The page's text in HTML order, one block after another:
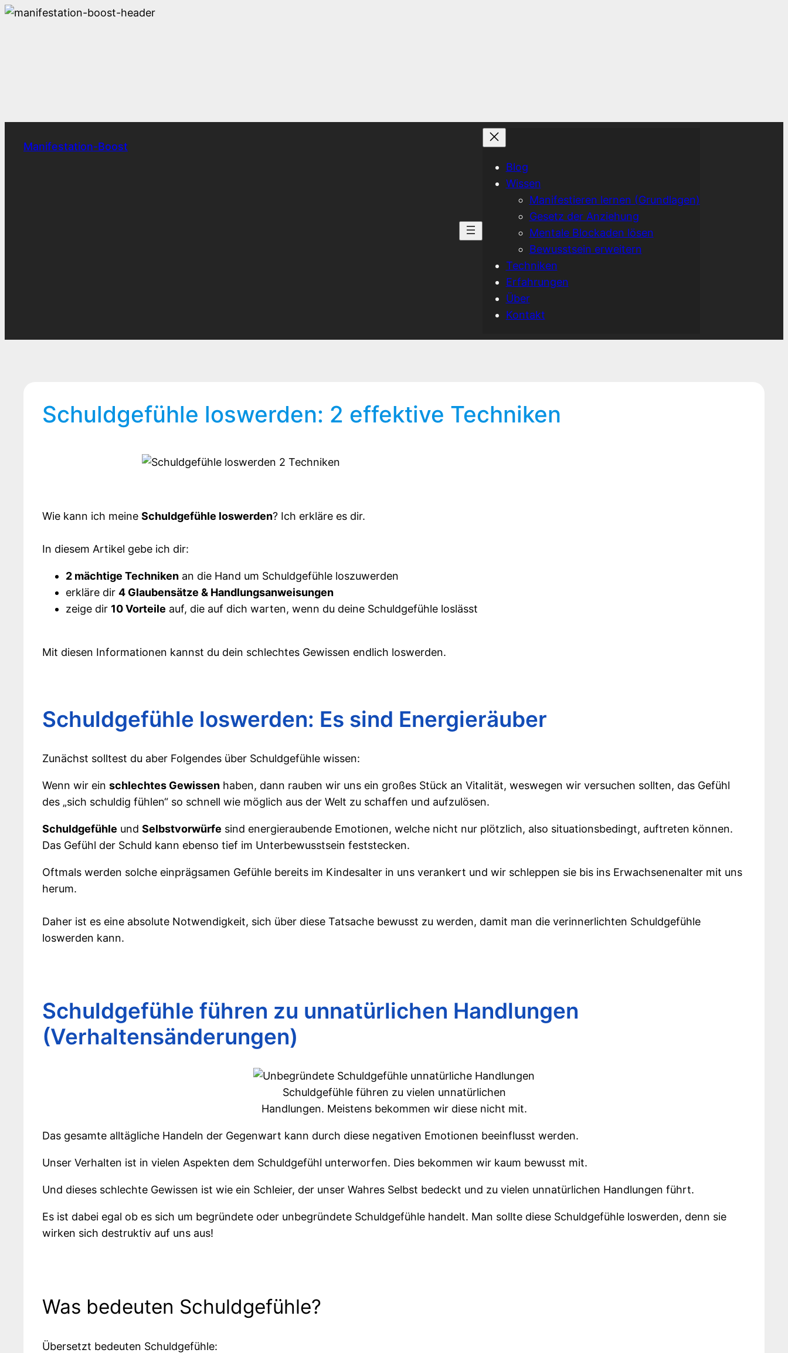
Zum
Manifestation-Boost
Blog
Wissen
Manifestieren lernen (Grundlagen)
Gesetz der Anziehung
Mentale Blockaden lösen
Bewusstsein erweitern
Techniken
Erfahrungen
Über
Kontakt
Schuldgefühle loswerden: 2 effektive Techniken
Wie kann ich meine Schuldgefühle loswerden? Ich erkläre es dir.
In diesem Artikel gebe ich dir:
2 mächtige Techniken an die Hand um Schuldgefühle loszuwerden
erkläre dir 4 Glaubensätze & Handlungsanweisungen
zeige dir 10 Vorteile auf, die auf dich warten, wenn du deine Schuldgefühle loslässt
Mit diesen Informationen kannst du dein schlechtes Gewissen endlich loswerden.
Schuldgefühle loswerden: Es sind Energieräuber
Zunächst solltest du aber Folgendes über Schuldgefühle wissen:
Wenn wir ein schlechtes Gewissen haben, dann rauben wir uns ein großes Stück an Vitalität, weswegen wir versuchen sollten, das Gefühl
des „sich schuldig fühlen“ so schnell wie möglich aus der Welt zu schaffen und aufzulösen.
Schuldgefühle und Selbstvorwürfe sind energieraubende Emotionen, welche nicht nur plötzlich, also situationsbedingt, auftreten können.
Das Gefühl der Schuld kann ebenso tief im Unterbewusstsein feststecken.
Oftmals werden solche einprägsamen Gefühle bereits im Kindesalter in uns verankert und wir schleppen sie bis ins Erwachsenenalter mit uns
herum.
Daher ist es eine absolute Notwendigkeit, sich über diese Tatsache bewusst zu werden, damit man die verinnerlichten Schuldgefühle
loswerden kann.
Schuldgefühle führen zu unnatürlichen Handlungen
(Verhaltensänderungen)
Schuldgefühle führen zu vielen unnatürlichen
Handlungen. Meistens bekommen wir diese nicht mit.
Das gesamte alltägliche Handeln der Gegenwart kann durch diese negativen Emotionen beeinflusst werden.
Unser Verhalten ist in vielen Aspekten dem Schuldgefühl unterworfen. Dies bekommen wir kaum bewusst mit.
Und dieses schlechte Gewissen ist wie ein Schleier, der unser Wahres Selbst bedeckt und zu vielen unnatürlichen Handlungen führt.
Es ist dabei egal ob es sich um begründete oder unbegründete Schuldgefühle handelt. Man sollte diese Schuldgefühle loswerden, denn sie
wirken sich destruktiv auf uns aus!
Was bedeuten Schuldgefühle?
Übersetzt bedeuten Schuldgefühle: